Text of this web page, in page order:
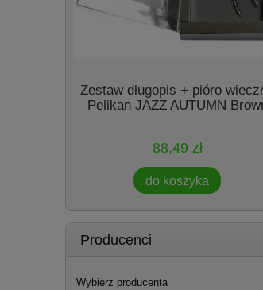
Zestaw długopis + pióro
Pelikan JAZZ AUTUMN
88,49 zł
do koszyka
Producenci
Wybierz producenta